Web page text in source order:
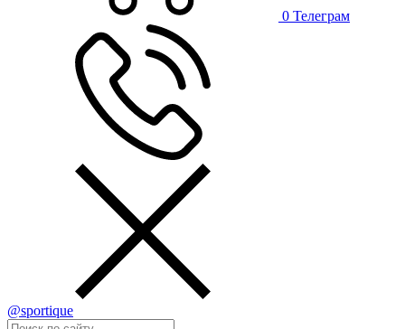
0 Телеграм
@sportique